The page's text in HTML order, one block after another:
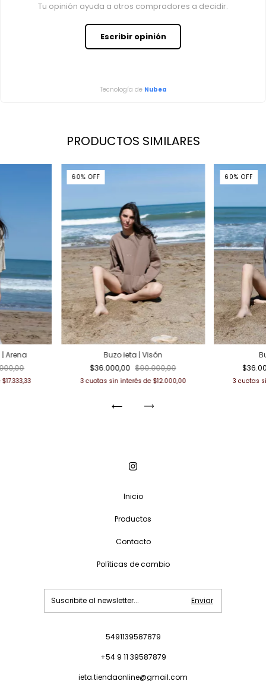
Tu opinión ayuda a otros compradores a decidir.
Escribir opinión
Tecnología de Nubea
PRODUCTOS SIMILARES
Arena
$17.333,33
60%OFF
Buzo ieta | Visón
$36.000,00 $90.000,00
3 cuotas sin interés de $12.000,00
60%OFF
3 cuotas
Inicio
Productos
Contacto
Políticas de cambio
5491139587879
+54 9 11 39587879
ieta.tiendaonline@gmail.com